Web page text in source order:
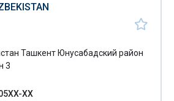
Ташкент Юнусабадский район
3
XX